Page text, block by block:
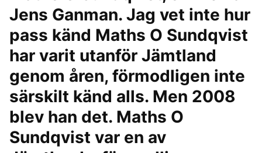
Jens Ganman. Jag vet inte hur
pass känd Maths O Sundqvist
har varit utanför Jämtland
genom åren, förmodligen inte
särskilt känd alls. Men 2008
blev han det. Maths O
Sundqvist var en av